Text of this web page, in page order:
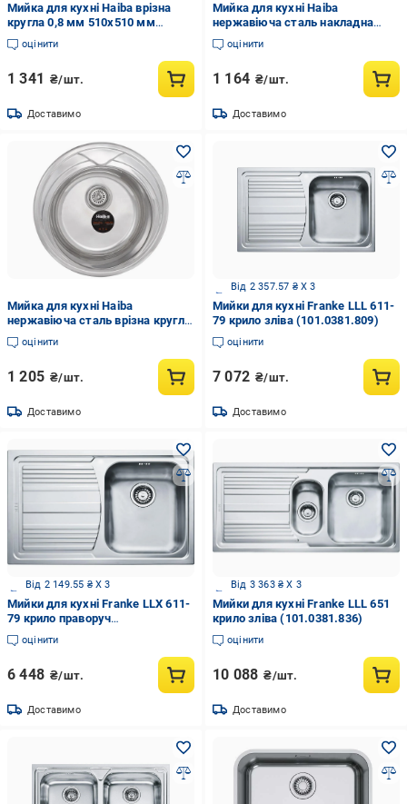
Мийка для кухні Haiba врізна
кругла 0,8 мм 510x510 мм
Нержавіюча сталь декор
(HB0544)
оцінити
1 341 ₴/шт.
Доставимо
Мийка для кухні Haiba
нержавіюча сталь накладна
овальна 0,8 мм 570x450 мм
(HB0549)
оцінити
1 164 ₴/шт.
Доставимо
Мийка для кухні Haiba
нержавіюча сталь врізна кругла
0,8 мм 510x510 мм (HB0546)
оцінити
1 205 ₴/шт.
Доставимо
Від 2 357.57 ₴ X 3
Мийки для кухні Franke LLL 611-
79 крило зліва (101.0381.809)
оцінити
7 072 ₴/шт.
Доставимо
Від 2 149.55 ₴ X 3
Мийки для кухні Franke LLX 611-
79 крило праворуч
(101.0381.808)
оцінити
6 448 ₴/шт.
Доставимо
Від 3 363 ₴ X 3
Мийки для кухні Franke LLL 651
крило зліва (101.0381.836)
оцінити
10 088 ₴/шт.
Доставимо